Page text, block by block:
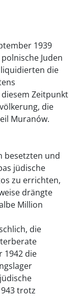
1939
Juden
die
diesem Zeitpunkt
die
Muranów.
besetzten und
jüdische
zu errichten,
drängte
Million
die
1942 die
trotz